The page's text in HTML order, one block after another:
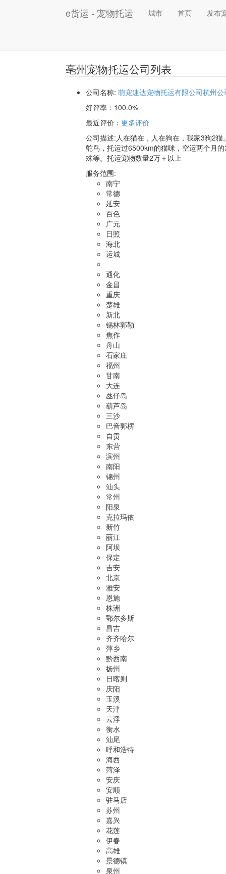
e货运 - 宠物托运 城市 首页 发布
亳州宠物托运公司列表
公司名称: 萌宠速达宠物托运有限公司杭州公
好评率： 100.0%
最近评价 ： 更多评价
公司描述:人在猫在，人在狗在，我家3狗2
鸵鸟，托运过6500km的猫咪，空运两个月
蛛等。托运宠物数量2万＋以上
服务范围:
南宁
常德
延安
百色
广元
日照
海北
运城
通化
金昌
重庆
楚雄
新北
锡林郭勒
焦作
舟山
石家庄
福州
甘南
大连
氹仔岛
葫芦岛
三沙
巴音郭楞
自贡
东营
滨州
南阳
锦州
汕头
常州
阳泉
克拉玛依
新竹
丽江
阿坝
保定
吉安
北京
雅安
恩施
株洲
鄂尔多斯
昌吉
齐齐哈尔
萍乡
黔西南
扬州
日喀则
庆阳
玉溪
天津
云浮
衡水
汕尾
呼和浩特
海西
菏泽
安庆
安顺
驻马店
苏州
嘉兴
花莲
伊春
高雄
景德镇
泉州